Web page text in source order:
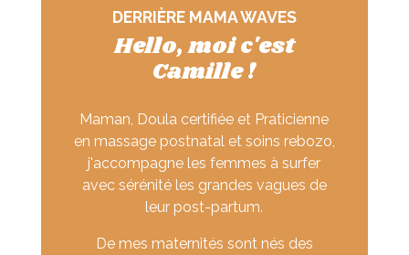
DERRIÈRE MAMA WAVES
Hello, moi c'est
Camille !
Maman, Doula certifiée et Praticienne
en massage postnatal et soins rebozo,
j'accompagne les femmes à surfer
avec sérénité les grandes vagues de
leur post-partum.
De mes maternités sont nés des